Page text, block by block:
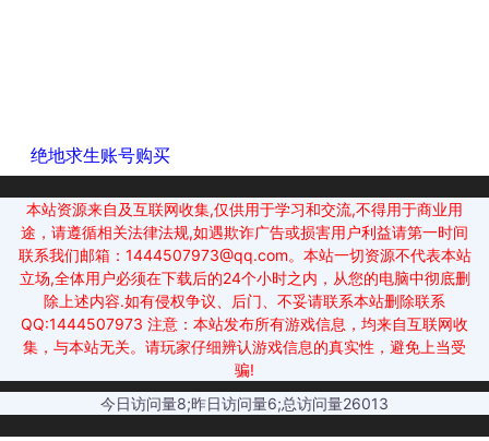
绝地求生账号购买
本站资源来自及互联网收集,仅供用于学习和交流,不得用于商业用
途，请遵循相关法律法规,如遇欺诈广告或损害用户利益请第一时间
联系我们邮箱：1444507973@qq.com。本站一切资源不代表本站
立场,全体用户必须在下载后的24个小时之内，从您的电脑中彻底删
除上述内容.如有侵权争议、后门、不妥请联系本站删除联系
QQ:1444507973 注意：本站发布所有游戏信息，均来自互联网收
集，与本站无关。请玩家仔细辨认游戏信息的真实性，避免上当受
骗!
今日访问量8;昨日访问量6;总访问量26013